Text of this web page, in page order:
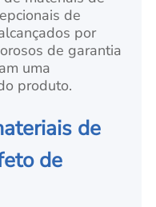
de
por
de garantia
uma
produto.
de
de